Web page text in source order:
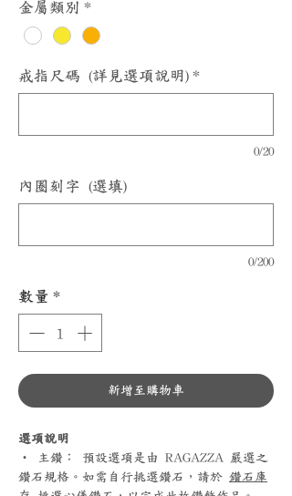
金屬類別 *
戒指尺碼 (詳見選項說明) *
0/20
內圈刻字 (選填)
0/200
數量 *
新增至購物車
選項說明
‧ 主鑽： 預設選項是由 RAGAZZA 嚴選之
鑽石規格。如需自行挑選鑽石，請於 鑽石庫